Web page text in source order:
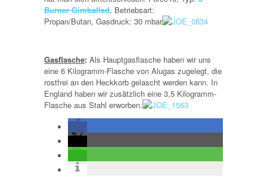
Burner Gimballed, Betriebsart:
Propan/Butan, Gasdruck: 30 mbar
Gasflasche: Als Hauptgasflasche haben wir uns
eine 6 Kilogramm-Flasche von Alugas zugelegt, die
rostfrei an den Heckkorb gelascht werden kann. In
England haben wir zusätzlich eine 3,5 Kilogramm-
Flasche aus Stahl erworben.